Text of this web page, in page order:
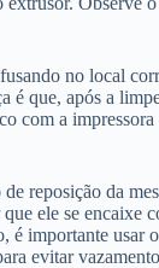
no local
é que, após a
com a
reposição da
ele se encaixe
é importante usar
evitar